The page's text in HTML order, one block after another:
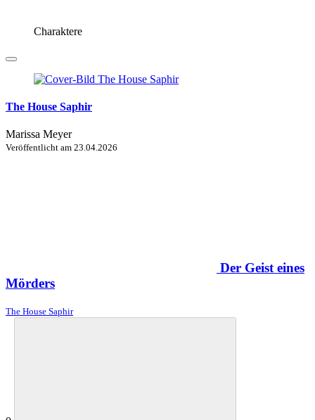
Charaktere
The House Saphir
Marissa Meyer
Veröffentlicht am 23.04.2026
Der Geist eines
Mörders
The House Saphir